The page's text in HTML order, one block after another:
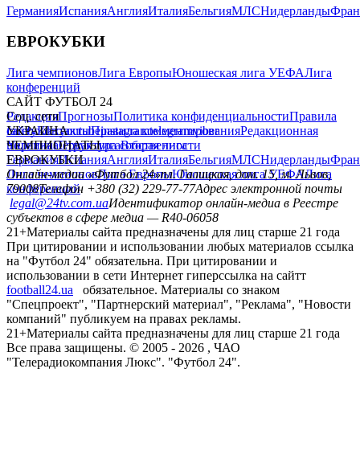
ГерманияИспанияАнглияИталияБельгияМЛСНидерланды
ЕВРОКУБКИ
Лига чемпионовЛига ЕвропыЮношеская лига УЕФАЛига
конференций
САЙТ ФУТБОЛ 24
РедакцияПрогнозыПолитика конфиденциальностиПравила
сайтуКонтактыПравила комментированияРедакционная
политикаСтруктура собственности
Соц. сети
facebookxyoutubeinstagramtelegramviber
УКРАИНА
УкраинаПервая лигаВторая лига
ЧЕМПИОНАТЫ
ГерманияИспанияАнглияИталияБельгияМЛСНидерланды
ЕВРОКУБКИ
Лига чемпионовЛига ЕвропыЮношеская лига УЕФАЛига
конференций
Онлайн-медиа «Футбол 24»пл. Галицкая, дом. 15, м. Львов,
79008Телефон +380 (32) 229-77-77Адрес электронной почты
legal@24tv.com.uaИдентификатор онлайн-медиа в Реестре
субъектов в сфере медиа — R40-06058
21+Материалы сайта предназначены для лиц старше 21 года
При цитировании и использовании любых материалов ссылка
на "Футбол 24" обязательна. При цитировании и
использовании в сети Интернет гиперссылка на сайтт
football24.ua
обязательное. Материалы со знаком
"Спецпроект", "Партнерский материал", "Реклама", "Новости
компаний" публикуем на правах рекламы.
21+Материалы сайта предназначены для лиц старше 21 года
Все права защищены. © 2005 - 2026 , ЧАО
"Телерадиокомпания Люкс". "Футбол 24".